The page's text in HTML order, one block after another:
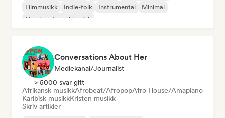
Filmmusikk
Indie-folk Instrumental
Minimal
Neo/moderne klassisk
Conversations About Her
Mediekanal/journalist
> 5000 svar gitt
Afrikansk musikkAfrobeat/AfropopAfro House/Amapiano
Karibisk musikkKristen musikk
Skriv artikler